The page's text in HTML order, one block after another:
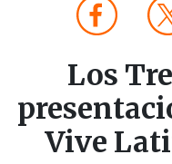
Los
Vive